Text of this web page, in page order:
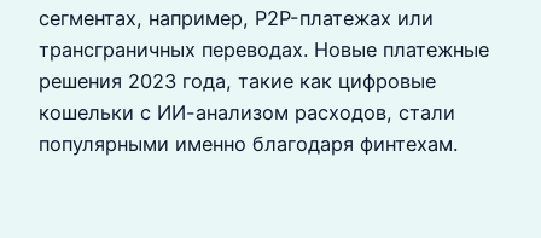
сегментах, например, P2P-платежах или
трансграничных переводах. Новые платежные
решения 2023 года, такие как цифровые
кошельки с ИИ-анализом расходов, стали
популярными именно благодаря финтехам.